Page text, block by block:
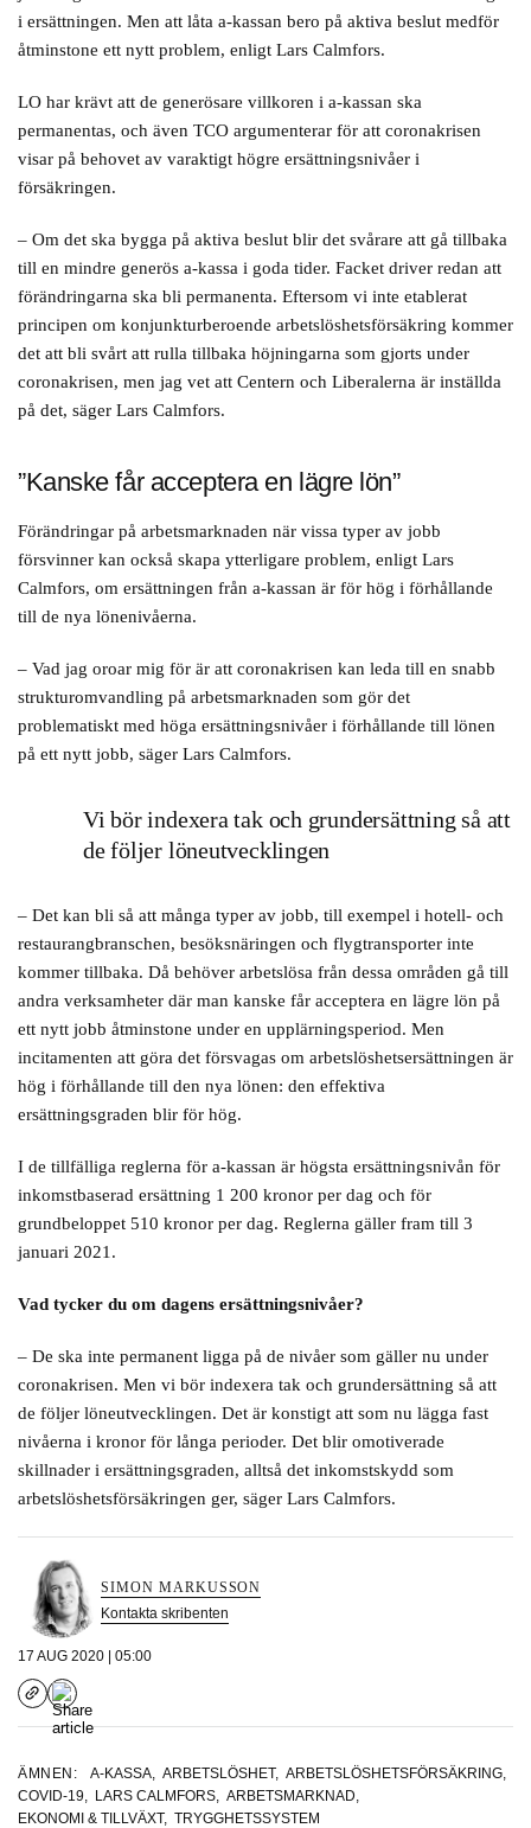
i ersättningen. Men att låta a-kassan bero på aktiva beslut medför
åtminstone ett nytt problem, enligt Lars Calmfors.
LO har krävt att de generösare villkoren i a-kassan ska
permanentas, och även TCO argumenterar för att coronakrisen
visar på behovet av varaktigt högre ersättningsnivåer i
försäkringen.
– Om det ska bygga på aktiva beslut blir det svårare att gå tillbaka
till en mindre generös a-kassa i goda tider. Facket driver redan att
förändringarna ska bli permanenta. Eftersom vi inte etablerat
principen om konjunkturberoende arbetslöshetsförsäkring kommer
det att bli svårt att rulla tillbaka höjningarna som gjorts under
coronakrisen, men jag vet att Centern och Liberalerna är inställda
på det, säger Lars Calmfors.
”Kanske får acceptera en lägre lön”
Förändringar på arbetsmarknaden när vissa typer av jobb
försvinner kan också skapa ytterligare problem, enligt Lars
Calmfors, om ersättningen från a-kassan är för hög i förhållande
till de nya lönenivåerna.
– Vad jag oroar mig för är att coronakrisen kan leda till en snabb
strukturomvandling på arbetsmarknaden som gör det
problematiskt med höga ersättningsnivåer i förhållande till lönen
på ett nytt jobb, säger Lars Calmfors.
Vi bör indexera tak och grundersättning så att
de följer löneutvecklingen
– Det kan bli så att många typer av jobb, till exempel i hotell- och
restaurangbranschen, besöksnäringen och flygtransporter inte
kommer tillbaka. Då behöver arbetslösa från dessa områden gå till
andra verksamheter där man kanske får acceptera en lägre lön på
ett nytt jobb åtminstone under en upplärningsperiod. Men
incitamenten att göra det försvagas om arbetslöshetsersättningen är
hög i förhållande till den nya lönen: den effektiva
ersättningsgraden blir för hög.
I de tillfälliga reglerna för a-kassan är högsta ersättningsnivån för
inkomstbaserad ersättning 1 200 kronor per dag och för
grundbeloppet 510 kronor per dag. Reglerna gäller fram till 3
januari 2021.
Vad tycker du om dagens ersättningsnivåer?
– De ska inte permanent ligga på de nivåer som gäller nu under
coronakrisen. Men vi bör indexera tak och grundersättning så att
de följer löneutvecklingen. Det är konstigt att som nu lägga fast
nivåerna i kronor för långa perioder. Det blir omotiverade
skillnader i ersättningsgraden, alltså det inkomstskydd som
arbetslöshetsförsäkringen ger, säger Lars Calmfors.
SIMON MARKUSSON
Kontakta skribenten
17 AUG 2020 | 05:00
ÄMNEN: A-KASSA, ARBETSLÖSHET, ARBETSLÖSHETSFÖRSÄKRING,
COVID-19, LARS CALMFORS, ARBETSMARKNAD,
EKONOMI & TILLVÄXT, TRYGGHETSSYSTEM